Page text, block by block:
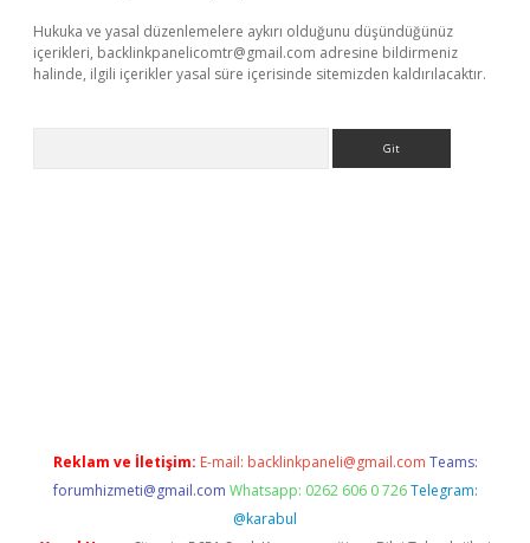
Hukuka ve yasal düzenlemelere aykırı olduğunu düşündüğünüz
içerikleri, backlinkpanelicomtr@gmail.com adresine bildirmeniz
halinde, ilgili içerikler yasal süre içerisinde sitemizden kaldırılacaktır.
Reklam ve İletişim: E-mail: backlinkpaneli@gmail.com Teams:
forumhizmeti@gmail.com Whatsapp: 0262 606 0 726 Telegram:
@karabul